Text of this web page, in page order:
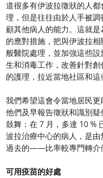
道很多有伊波拉徵狀的人
理，但是往往由於人手被
顧其他病人的能力。這就
的應對措施，把與伊波拉
般醫院處理，並加強這些
生和消毒工作，改善針對
的護理，拉近當地社區和這
我們希望這會令當地居民
他們及早報告徵狀和識別
鼓舞：在 7 月，多達 10 %
波拉治療中心的病人，是
過去的——比率較專門轉介
可用疫苗的好處